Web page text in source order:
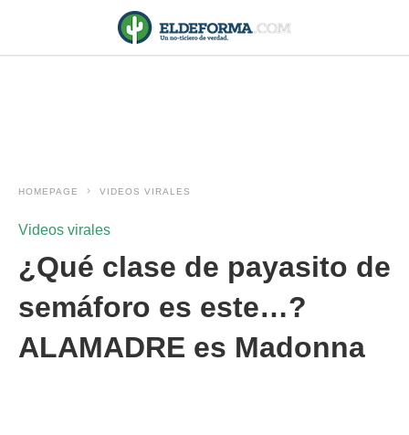
HOMEPAGE VIDEOS VIRALES
Videos virales
¿Qué clase de payasito de
semáforo es este…?
ALAMADRE es Madonna